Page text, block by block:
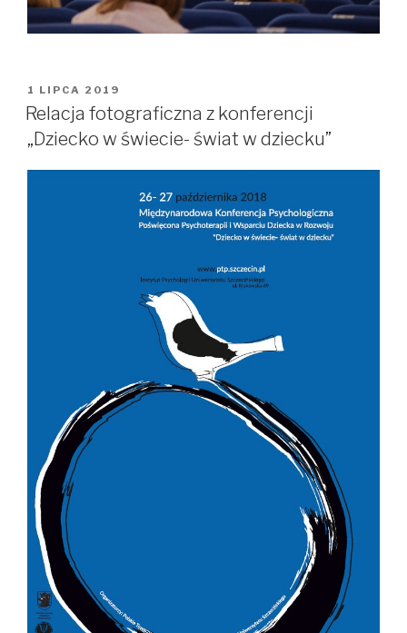
OPUBLIKOWANE
W
1 LIPCA 2019
Relacja fotograficzna z konferencji
„Dziecko w świecie- świat w dziecku”